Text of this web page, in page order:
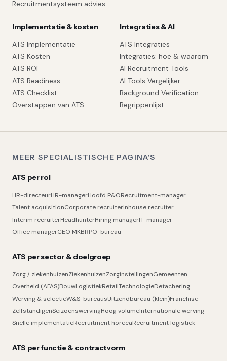
Recruitmentsysteem advies
Implementatie & kosten
ATS Implementatie
ATS Kosten
ATS ROI
ATS Readiness
ATS Checklist
Overstappen van ATS
Integraties & AI
ATS Integraties
Integraties: hoe & waarom
AI Recruitment Tools
AI Tools Vergelijker
Background Verification
Begrippenlijst
MEER SPECIALISTISCHE PAGINA'S
ATS per rol
HR-directeurHR-managerHoofd P&ORecruitment-manager
Talent acquisitionCorporate recruiterInhouse recruiter
Interim recruiterHeadhunterHiring managerIT-manager
Office managerCEO MKBRPO-bureau
ATS per sector & doelgroep
Zorg / ziekenhuizenZiekenhuizenZorginstellingenGemeenten
Overheid (AFAS)BouwLogistiekRetailTechnologieDetachering
Werving & selectieW&S-bureausUitzendbureau (klein)Franchise
ZelfstandigenSeizoenswervingHoog volumeInternationale werving
Snelle implementatieRecruitment horecaRecruitment logistiek
ATS per functie & contractvorm